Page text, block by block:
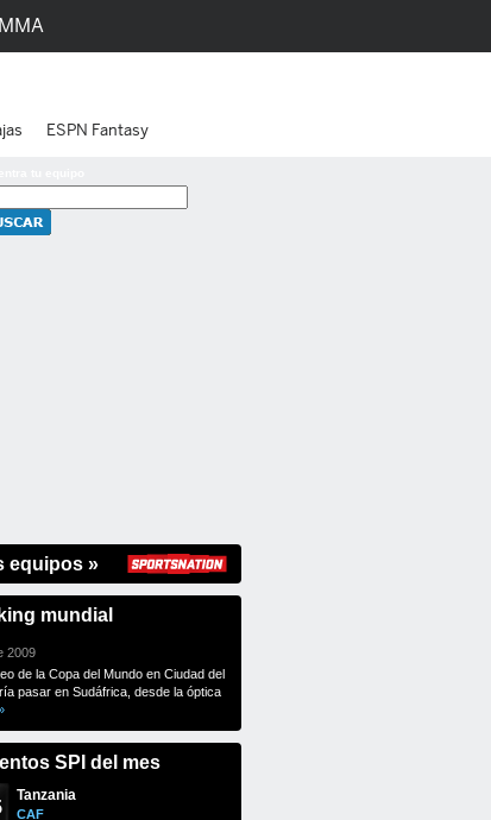
equipos »
mundial
2009
de la Copa del Mundo en Ciudad del
pasar en Sudáfrica, desde la óptica
SPI del mes
Tanzania
CAF
MMA
ESPN Fantasy